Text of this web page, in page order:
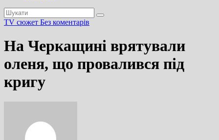
TV сюжет Без коментарів
На Черкащині врятували
оленя, що провалився під
кригу